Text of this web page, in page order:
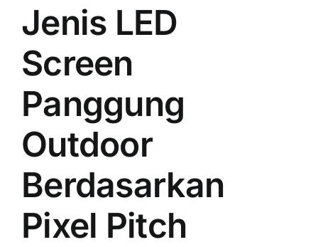
Jenis LED
Screen
Panggung
Outdoor
Berdasarkan
Pixel Pitch